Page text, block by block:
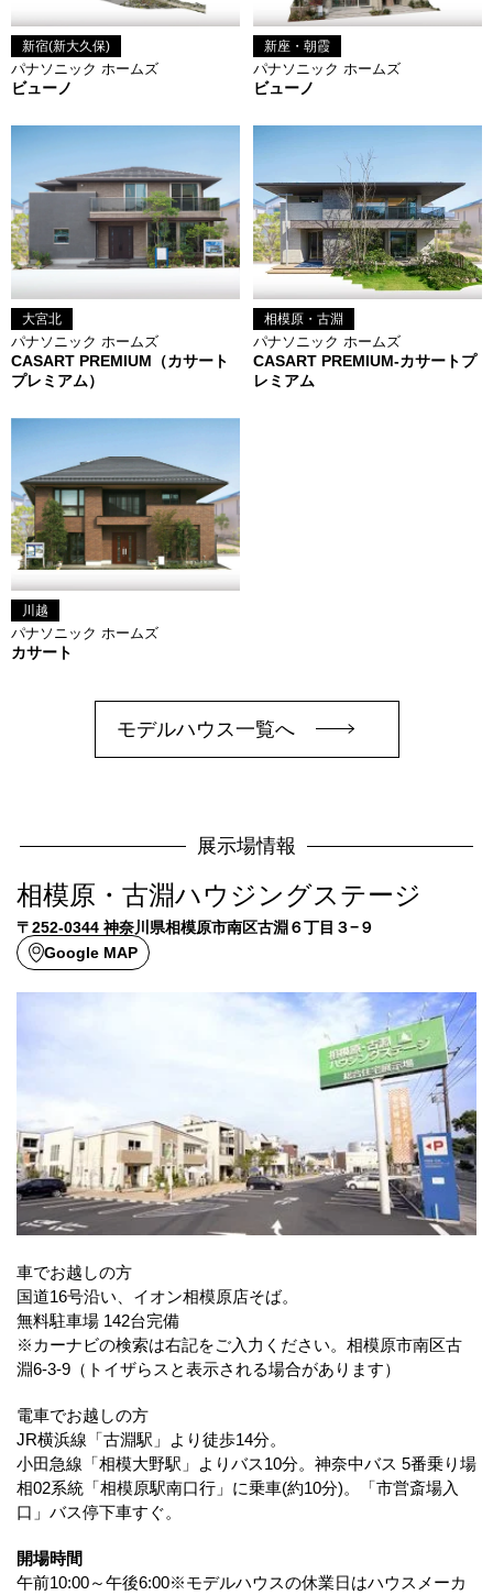
新宿(新大久保)
パナソニック ホームズ
ビューノ
新座・朝霞
パナソニック ホームズ
ビューノ
大宮北
パナソニック ホームズ
CASART PREMIUM（カサート
プレミアム）
相模原・古淵
パナソニック ホームズ
CASART PREMIUM-カサートプ
レミアム
川越
パナソニック ホームズ
カサート
モデルハウス一覧へ
展示場情報
相模原・古淵ハウジングステージ
〒252-0344 神奈川県相模原市南区古淵６丁目３−９
Google MAP
車でお越しの方
国道16号沿い、イオン相模原店そば。
無料駐車場 142台完備
※カーナビの検索は右記をご入力ください。相模原市南区古
淵6-3-9（トイザらスと表示される場合があります）
電車でお越しの方
JR横浜線「古淵駅」より徒歩14分。
小田急線「相模大野駅」よりバス10分。神奈中バス 5番乗り場
相02系統「相模原駅南口行」に乗車(約10分)。「市営斎場入
口」バス停下車すぐ。
開場時間
午前10:00～午後6:00※モデルハウスの休業日はハウスメーカ